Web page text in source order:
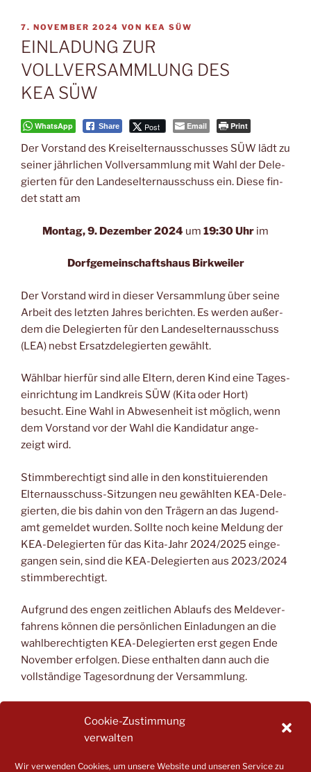
Cookie-Zustimmung
verwalten
Wir verwenden Cookies, um unsere Website und unseren Service zu
VERÖFFENTLICHT
AM
7. NOVEMBER 2024 VON KEA SÜW
EINLADUNG ZUR
VOLLVERSAMMLUNG DES
KEA SÜW
WhatsApp Share Post Email Print
Der Vor­stand des Kreis­eltern­aus­schus­ses SÜW lädt zu
sei­ner jähr­li­chen Voll­ver­samm­lung mit Wahl der Dele­
gier­ten für den Lan­des­el­tern­aus­schuss ein. Die­se fin­
det statt am
Mon­tag, 9. Dezem­ber 2024 um 19:30 Uhr im
Dorf­ge­mein­schafts­haus Birkweiler
Der Vor­stand wird in die­ser Ver­samm­lung über sei­ne
Arbeit des letz­ten Jah­res berich­ten. Es wer­den außer­
dem die Dele­gier­ten für den Lan­des­el­tern­aus­schuss
(LEA) nebst Ersatz­de­le­gier­ten gewählt.
Wähl­bar hier­für sind alle Eltern, deren Kind eine Tages­
ein­rich­tung im Land­kreis SÜW (Kita oder Hort)
besucht. Eine Wahl in Abwe­sen­heit ist mög­lich, wenn
dem Vor­stand vor der Wahl die Kan­di­da­tur ange­
zeigt wird.
Stimm­be­rech­tigt sind alle in den kon­sti­tu­ie­ren­den
Eltern­aus­schuss-Sit­zun­gen neu gewähl­ten KEA-Dele­
gier­ten, die bis dahin von den Trä­gern an das Jugend­
amt gemel­det wur­den. Soll­te noch kei­ne Mel­dung der
KEA-Dele­gier­ten für das Kita-Jahr 2024/2025 ein­ge­
gan­gen sein, sind die KEA-Dele­gier­ten aus 2023/2024
stimmberechtigt.
Auf­grund des engen zeit­li­chen Ablaufs des Mel­de­ver­
fah­rens kön­nen die per­sön­li­chen Ein­la­dun­gen an die
wahl­be­rech­tig­ten KEA-Dele­gier­ten erst gegen Ende
Novem­ber erfol­gen. Die­se ent­hal­ten dann auch die
voll­stän­di­ge Tages­ord­nung der Versammlung.